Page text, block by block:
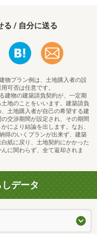
288m
る / 自分に送る
物プラン例は、土地購入者の設
可否は任意です。
建物の建築請負契約が、一定期
地のことをいいます。建築請負
土地購入者が自己の希望する建
交渉期間が設定され、その期間
により結論を出します。なお、
得のいくプランが出来ず、建築
紙に戻り、土地契約にかかった
に関わらず、全て返却されま
データ